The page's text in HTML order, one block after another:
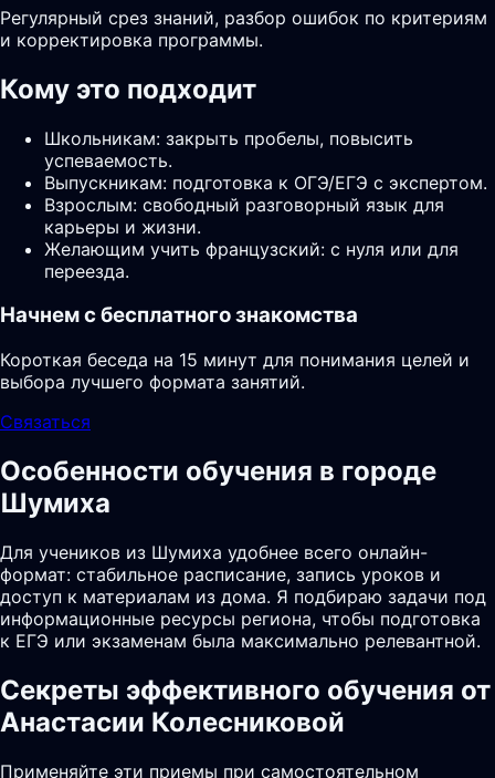
Регулярный срез знаний, разбор ошибок по критериям
и корректировка программы.
Кому это подходит
Школьникам: закрыть пробелы, повысить
успеваемость.
Выпускникам: подготовка к ОГЭ/ЕГЭ с экспертом.
Взрослым: свободный разговорный язык для
карьеры и жизни.
Желающим учить французский: с нуля или для
переезда.
Начнем с бесплатного знакомства
Короткая беседа на 15 минут для понимания целей и
выбора лучшего формата занятий.
Связаться
Особенности обучения в городе
Шумиха
Для учеников из Шумиха удобнее всего онлайн-
формат: стабильное расписание, запись уроков и
доступ к материалам из дома. Я подбираю задачи под
информационные ресурсы региона, чтобы подготовка
к ЕГЭ или экзаменам была максимально релевантной.
Секреты эффективного обучения от
Анастасии Колесниковой
Применяйте эти приемы при самостоятельном